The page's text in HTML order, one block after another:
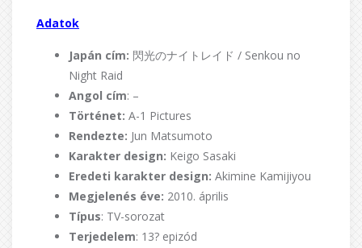
Adatok
Japán cím: 閃光のナイトレイド / Senkou no
Night Raid
Angol cím: –
Történet: A-1 Pictures
Rendezte: Jun Matsumoto
Karakter design: Keigo Sasaki
Eredeti karakter design: Akimine Kamijiyou
Megjelenés éve: 2010. április
Típus: TV-sorozat
Terjedelem: 13? epizód